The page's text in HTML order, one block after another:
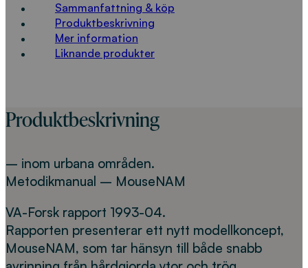
Sammanfattning & köp
Produktbeskrivning
Mer information
Liknande produkter
Produktbeskrivning
– inom urbana områden.
Metodikmanual – MouseNAM
VA-Forsk rapport 1993-04.
Rapporten presenterar ett nytt modellkoncept,
MouseNAM, som tar hänsyn till både snabb